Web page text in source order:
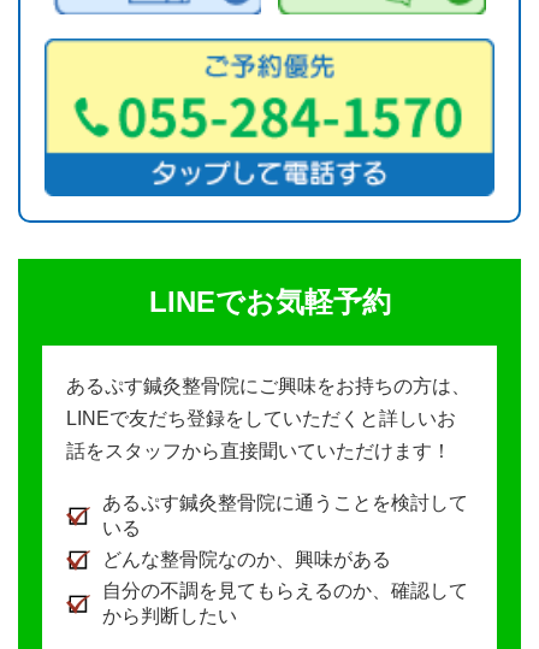
LINEでお気軽予約
あるぷす鍼灸整骨院にご興味をお持ちの方は、
LINEで友だち登録をしていただくと詳しいお
話をスタッフから直接聞いていただけます！
あるぷす鍼灸整骨院に通うことを検討して
いる
どんな整骨院なのか、興味がある
自分の不調を見てもらえるのか、確認して
から判断したい